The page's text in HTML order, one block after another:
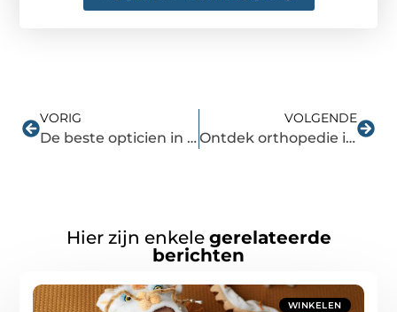
VORIG
De beste opticien in Woerden voor oogzorg en stijl
VOLGENDE
Ontdek orthopedie in wageningen voor een gezond bewegingsapparaat
Hier zijn enkele gerelateerde
berichten
WINKELEN